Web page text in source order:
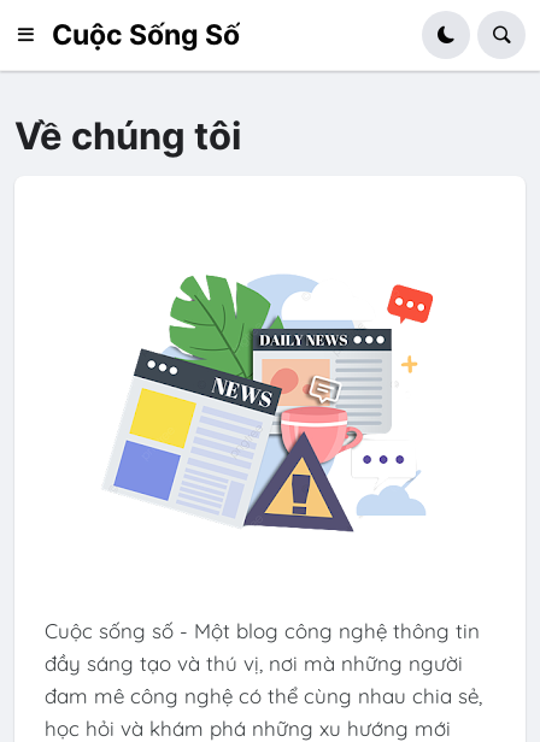
Cuộc Sống Số
Về chúng tôi
Cuộc sống số - Một blog công nghệ thông tin
đầy sáng tạo và thú vị, nơi mà những người
đam mê công nghệ có thể cùng nhau chia sẻ,
học hỏi và khám phá những xu hướng mới